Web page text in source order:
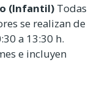
(Infantil) Todas
se realizan de
a 13:30 h.
e incluyen